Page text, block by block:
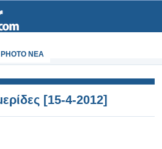
PHOTO NEA
[15-4-2012]